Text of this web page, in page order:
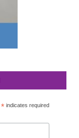
*indicates required